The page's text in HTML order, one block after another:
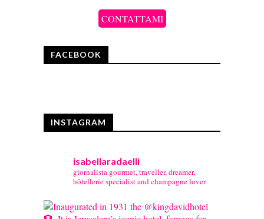
CONTATTAMI
FACEBOOK
INSTAGRAM
isabellaradaelli
giornalista gourmet, traveller, dreamer,
hôtellerie specialist and champagne lover